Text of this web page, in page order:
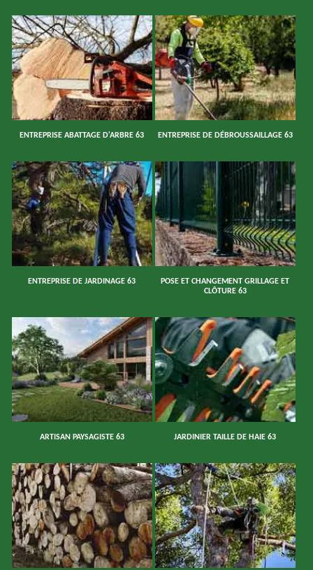
ENTREPRISE ABATTAGE D'ARBRE 63 ENTREPRISE DE DÉBROUSSAILLAGE 63
ENTREPRISE DE JARDINAGE 63
POSE ET CHANGEMENT GRILLAGE ET
CLÔTURE 63
ARTISAN PAYSAGISTE 63 JARDINIER TAILLE DE HAIE 63